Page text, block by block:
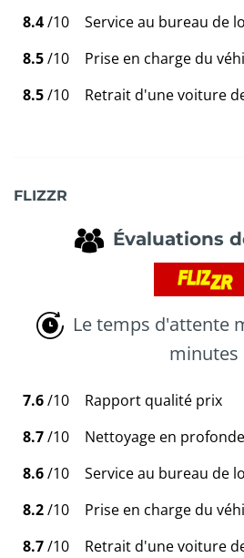
8.4/10
Service au bureau de
8.5/10
Prise en charge du
8.5/10 Retrait d'une voiture
FLIZZR
Évaluations
Le temps d'attente
minutes
7.6/10
Rapport qualité prix
8.7/10
Nettoyage en
8.6/10
Service au bureau de
8.2/10
Prise en charge du
8.7/10 Retrait d'une voiture